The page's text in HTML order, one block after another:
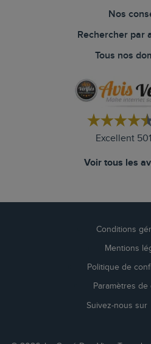
Nos
Rechercher par
Tous nos
Excellent
Voir tous les
Conditions
Mentions
Politique de
Paramètres de
Suivez-nous sur